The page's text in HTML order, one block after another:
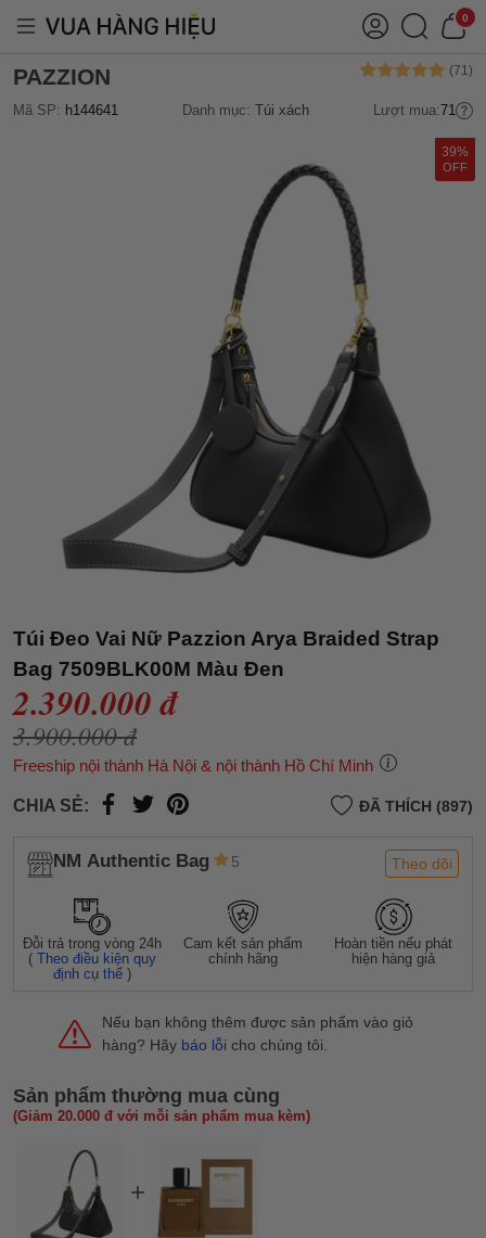
0
PAZZION
Mã SP: h144641 Danh mục: Túi xách Lượt mua:71
39%
OFF
Túi Đeo Vai Nữ Pazzion Arya Braided Strap
Bag 7509BLK00M Màu Đen
2.390.000 đ
3.900.000 đ
Freeship nội thành Hà Nội & nội thành Hồ Chí Minh
CHIA SẺ: ĐÃ THÍCH (897)
NM Authentic Bag 5 Theo dõi
Đỗi trả trong vòng 24h
(Theo điều kiện quy
định cụ thể )
Cam kết sản phẩm
chính hãng
Hoàn tiền nếu phát
hiện hàng giả
Nếu bạn không thêm được sản phẩm vào giỏ
hàng? Hãy báo lỗi cho chúng tôi.
Sản phẩm thường mua cùng
(Giảm 20.000 đ với mỗi sản phẩm mua kèm)